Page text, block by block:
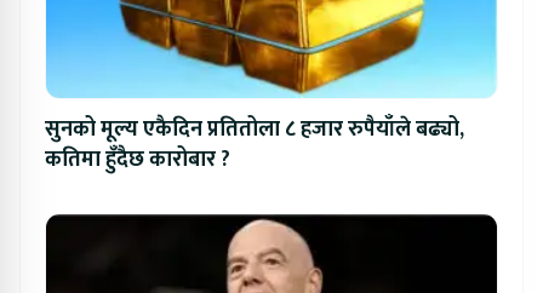
सुनको मूल्य एकैदिन प्रतितोला ८ हजार रुपैयाँले बढ्यो,
कतिमा हुँदैछ कारोबार ?